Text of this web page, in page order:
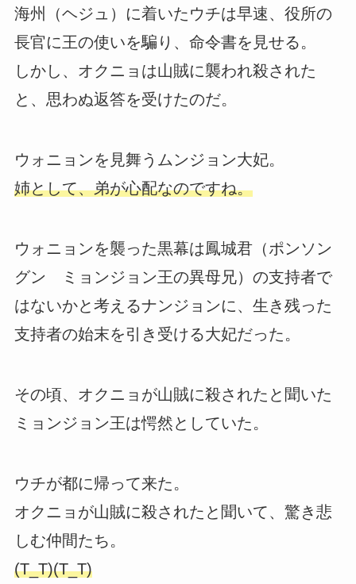
海州（ヘジュ）に着いたウチは早速、役所の
長官に王の使いを騙り、命令書を見せる。
しかし、オクニョは山賊に襲われ殺された
と、思わぬ返答を受けたのだ。
ウォニョンを見舞うムンジョン大妃。
姉として、弟が心配なのですね。
ウォニョンを襲った黒幕は鳳城君（ポンソン
グン ミョンジョン王の異母兄）の支持者で
はないかと考えるナンジョンに、生き残った
支持者の始末を引き受ける大妃だった。
その頃、オクニョが山賊に殺されたと聞いた
ミョンジョン王は愕然としていた。
ウチが都に帰って来た。
オクニョが山賊に殺されたと聞いて、驚き悲
しむ仲間たち。
(T_T)(T_T)